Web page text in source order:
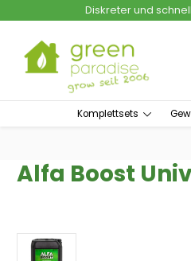
Hauptinhalt springen
Zur Suche springenDiskreter und
Komplettsets
Alfa Boost
Bildergalerie überspringen